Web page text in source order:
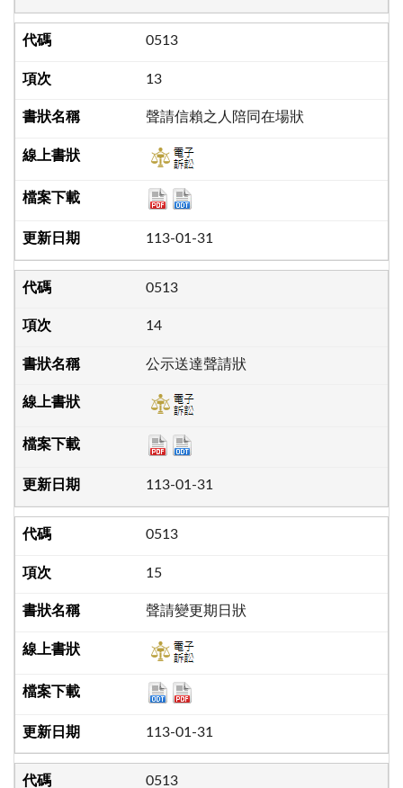
0513
13
聲請信賴之人陪同在場狀
113-01-31
0513
14
公示送達聲請狀
113-01-31
0513
15
聲請變更期日狀
113-01-31
0513